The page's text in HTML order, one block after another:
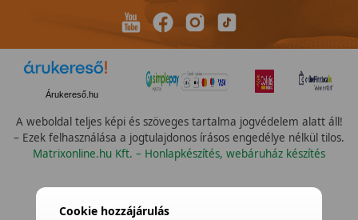
Árukereső.hu
A weboldal teljes képi és szöveges tartalma jogvédelem alatt áll!
– Ezek felhasználása a jogtulajdonos írásos engedélye nélkül tilos.
Matrixonline.hu Kft. – Honlapkészítés, webáruház készítés
Cookie hozzájárulás